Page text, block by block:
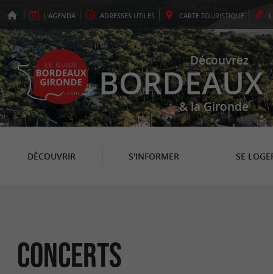
L'AGENDA ADRESSES UTILES CARTE TOURISTIQUE
Découvrez
BORDEAUX
& la Gironde
DÉCOUVRIR S'INFORMER SE
Concerts